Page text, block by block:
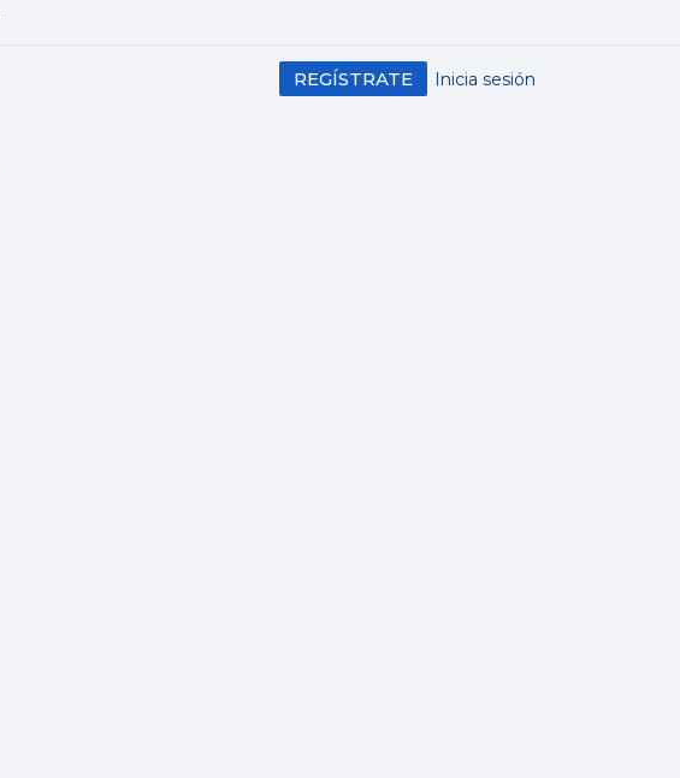
Inicia sesión
REGÍSTRATE